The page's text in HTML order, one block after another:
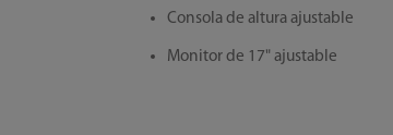
Consola de altura ajustable
Monitor de 17" ajustable